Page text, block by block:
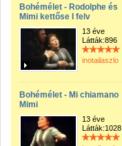
Bohémélet - Rodolphe és
Mimi kettőse I felv
13 éve
Látták:896
inotailaszlo
Bohémélet - Mi chiamano
Mimi
13 éve
Látták:1028